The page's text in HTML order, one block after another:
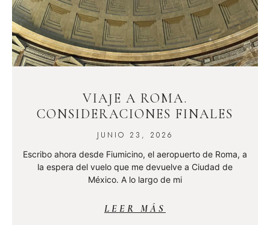
VIAJE A ROMA.
CONSIDERACIONES FINALES
JUNIO 23, 2026
Escribo ahora desde Fiumicino, el aeropuerto de Roma, a
la espera del vuelo que me devuelve a Ciudad de
México. A lo largo de mi
LEER MÁS